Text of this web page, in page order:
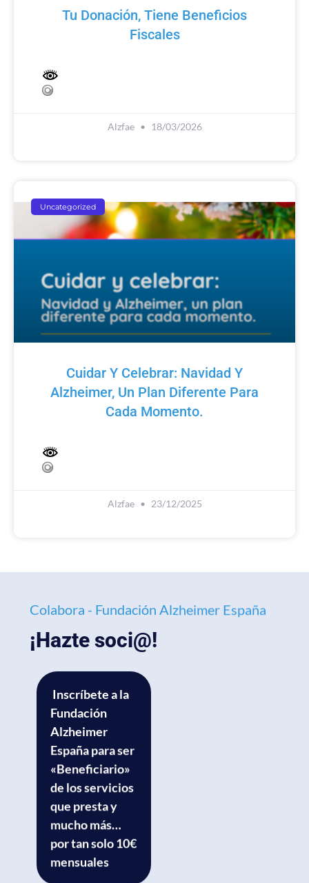
Tu Donación, Tiene Beneficios
Fiscales
Alzfae 18/03/2026
Uncategorized
Cuidar Y Celebrar: Navidad Y
Alzheimer, Un Plan Diferente Para
Cada Momento.
Alzfae 23/12/2025
Colabora - Fundación Alzheimer España
¡Hazte soci@!
Inscríbete a la
Fundación
Alzheimer
España para ser
«Beneficiario»
de los servicios
que presta y
mucho más…
por tan solo 10€
mensuales